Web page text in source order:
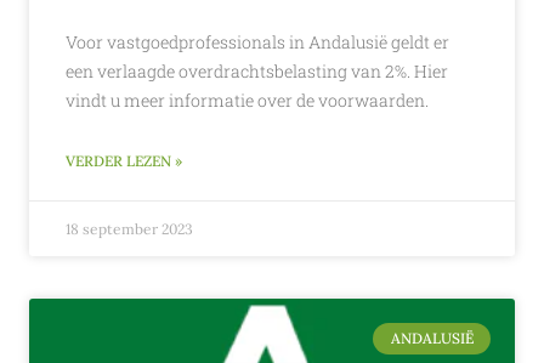
Voor vastgoedprofessionals in Andalusië geldt er
een verlaagde overdrachtsbelasting van 2%. Hier
vindt u meer informatie over de voorwaarden.
VERDER LEZEN »
18 september 2023
ANDALUSIË